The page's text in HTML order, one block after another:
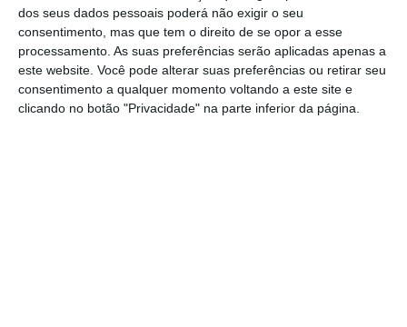
dos seus dados pessoais poderá não exigir o seu
consentimento, mas que tem o direito de se opor a esse
processamento. As suas preferências serão aplicadas apenas a
este website. Você pode alterar suas preferências ou retirar seu
consentimento a qualquer momento voltando a este site e
clicando no botão "Privacidade" na parte inferior da página.
De que forma? Assine o ECO Premium e
tenha acesso a notícias exclusivas, à
opinião que conta, às reportagens e
especiais que mostram o outro lado da